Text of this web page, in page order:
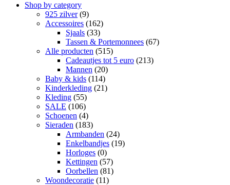
Shop by category
925 zilver(9)
Accessoires (162)
Sjaals (33)
Tassen & Portemonnees (67)
Alle producten (515)
Cadeautjes tot 5 euro (213)
Mannen (20)
Baby & kids (114)
Kinderkleding (21)
Kleding (55)
SALE (106)
Schoenen (4)
Sieraden (183)
Armbanden (24)
Enkelbandjes (19)
Horloges (0)
Kettingen (57)
Oorbellen (81)
Woondecoratie (11)